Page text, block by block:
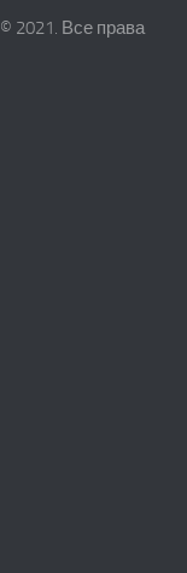
© 2021. Все права